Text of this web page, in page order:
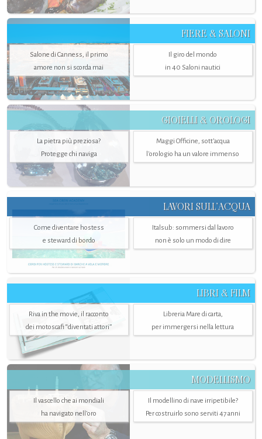
FIERE & SALONI
Salone di Canness, il primo
amore non si scorda mai
Il giro del mondo
in 40 Saloni nautici
GIOIELLI & OROLOGI
La pietra più preziosa?
Protegge chi naviga
Maggi Officine, sott’acqua
l'orologio ha un valore immenso
LAVORI SULL’ACQUA
Come diventare hostess
e steward di bordo
Italsub: sommersi dal lavoro
non è solo un modo di dire
LIBRI & FILM
Riva in the movie, il racconto
dei motoscafi “diventati attori”
Libreria Mare di carta,
per immergersi nella lettura
MODELLISMO
Il vascello che ai mondiali
ha navigato nell’oro
Il modellino di nave irripetibile?
Per costruirlo sono serviti 47 anni